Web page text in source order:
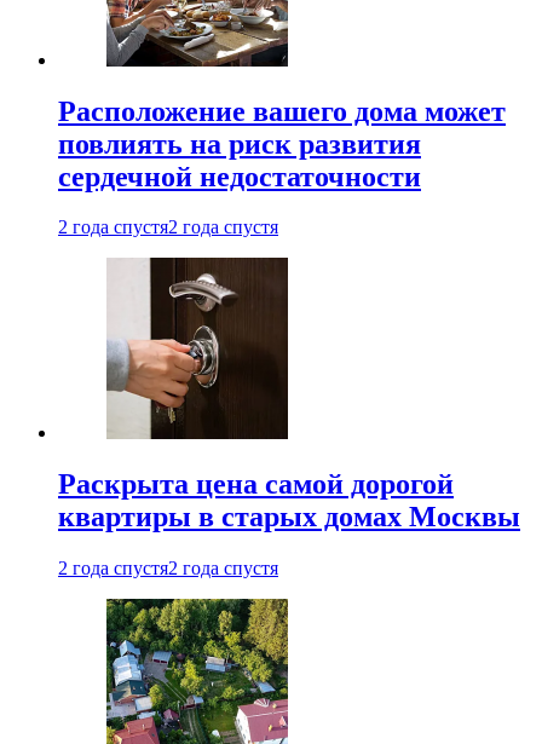
Расположение вашего дома может
повлиять на риск развития
сердечной недостаточности
2 года спустя2 года спустя
Раскрыта цена самой дорогой
квартиры в старых домах Москвы
2 года спустя2 года спустя